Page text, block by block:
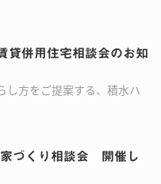
貸併用住宅相談会のお知
し方をご提案する、積水ハ
づくり相談会 開催し